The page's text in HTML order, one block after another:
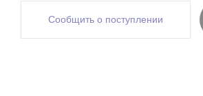
Сообщить о поступлении